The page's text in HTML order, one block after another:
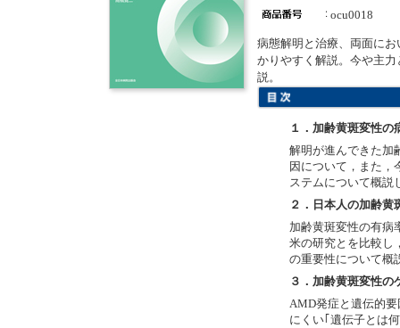
ocu0018
病態解明と治療、両面に
かりやすく解説。今や主力
説。
１．加齢黄斑変性の
解明が進んできた加
因について，また，
ステムについて概説
２．日本人の加齢黄
加齢黄斑変性の有病
米の研究とを比較し
の重要性について概
３．加齢黄斑変性の
AMD発症と遺伝的
にくい｢遺伝子とは